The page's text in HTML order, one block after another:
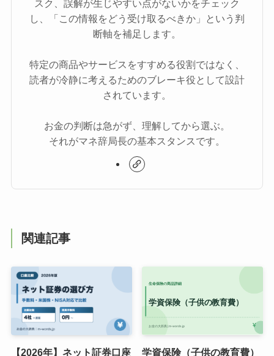
スク、誤解が生じやすい点がないかをチェック
し、「この情報をどう受け取るべきか」という判
断軸を補足します。
特定の商品やサービスをすすめる役割ではなく、
読者が冷静に考えるためのブレーキ役として設計
されています。
お金の判断は急がず、理解してから選ぶ。
それがマネ辞局長の基本スタンスです。
関連記事
【2026年】ネット証券口座 学資保険（子供の教育費）